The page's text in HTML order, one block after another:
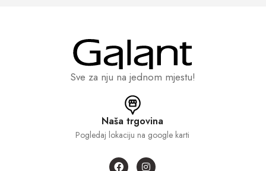
Sve za nju na jednom mjestu!
Naša trgovina
Pogledaj lokaciju na google karti